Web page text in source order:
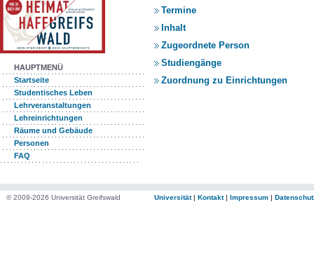
HAUPTMENÜ
Startseite
Studentisches Leben
Lehrveranstaltungen
Lehreinrichtungen
Räume und Gebäude
Personen
FAQ
Termine
Inhalt
Zugeordnete Person
Studiengänge
Zuordnung zu Einrichtungen
© 2009-2026 Universität Greifswald Universität| Kontakt| Impressum |